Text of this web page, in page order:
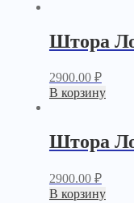
Штора
2900.00 ₽
В корзину
Штора
2900.00 ₽
В корзину